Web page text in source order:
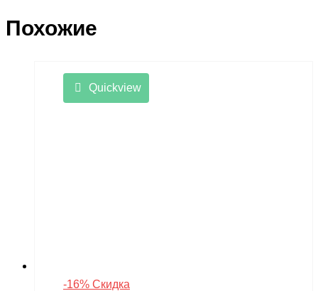
Похожие
Quickview
-16% Скидка